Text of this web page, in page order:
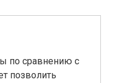
по сравнению с
позволить